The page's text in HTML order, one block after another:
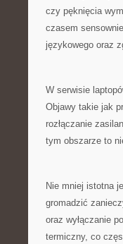
czy pęknięcia
czasem
językowego oraz
W serwisie
Objawy takie jak
rozłączanie
tym obszarze to
Nie mniej istotna
gromadzić
oraz wyłączanie
termiczny, co